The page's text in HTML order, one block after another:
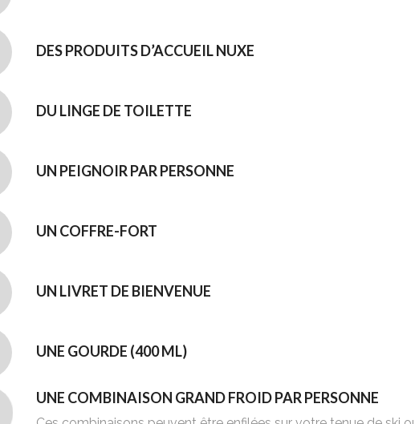
DES PRODUITS D’ACCUEIL NUXE
DU LINGE DE TOILETTE
UN PEIGNOIR PAR PERSONNE
UN COFFRE-FORT
UN LIVRET DE BIENVENUE
UNE GOURDE (400 ML)
UNE COMBINAISON GRAND FROID PAR PERSONNE